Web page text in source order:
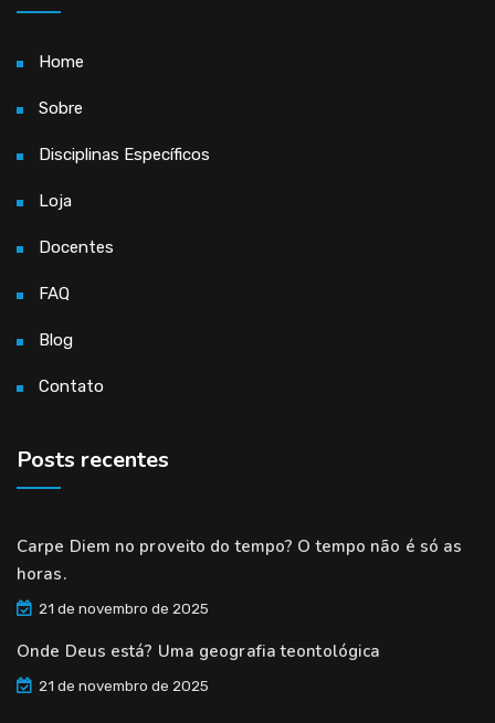
Home
Sobre
Disciplinas Específicos
Loja
Docentes
FAQ
Blog
Contato
Posts recentes
Carpe Diem no proveito do tempo? O tempo não é só as
horas.
21 de novembro de 2025
Onde Deus está? Uma geografia teontológica
21 de novembro de 2025